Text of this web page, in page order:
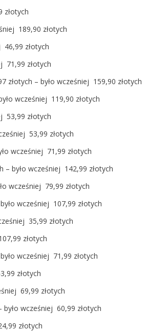
złotych
189,90 złotych
46,99 złotych
71,99 złotych
złotych – było wcześniej 159,90 złotych
wcześniej 119,90 złotych
53,99 złotych
53,99 złotych
wcześniej 71,99 złotych
– było wcześniej 142,99 złotych
wcześniej 79,99 złotych
wcześniej 107,99 złotych
35,99 złotych
złotych
wcześniej 71,99 złotych
złotych
69,99 złotych
było wcześniej 60,99 złotych
złotych